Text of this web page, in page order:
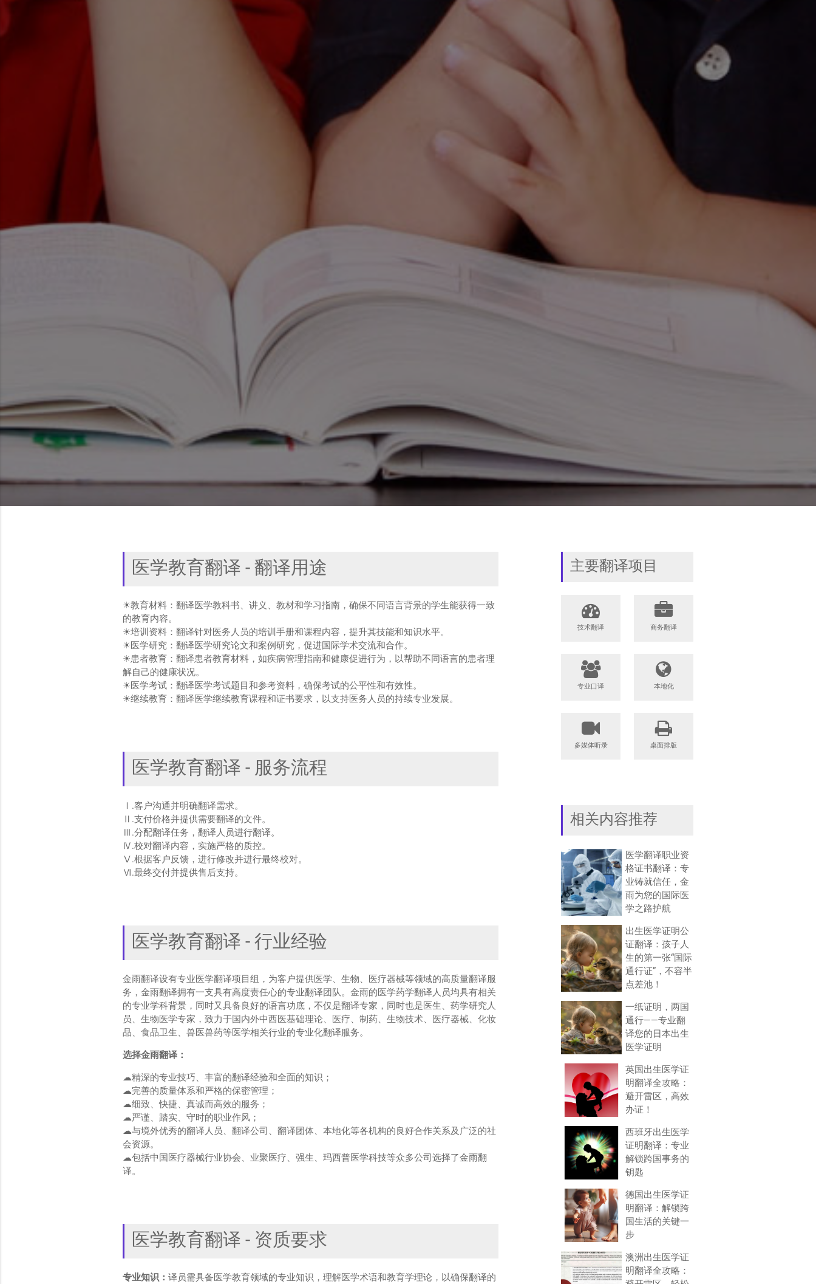
医学教育翻译 - 翻译用途
☀教育材料：翻译医学教科书、讲义、教材和学习指南，确保不同语言背景的学生能获得一致
的教育内容。
☀培训资料：翻译针对医务人员的培训手册和课程内容，提升其技能和知识水平。
☀医学研究：翻译医学研究论文和案例研究，促进国际学术交流和合作。
☀患者教育：翻译患者教育材料，如疾病管理指南和健康促进行为，以帮助不同语言的患者理
解自己的健康状况。
☀医学考试：翻译医学考试题目和参考资料，确保考试的公平性和有效性。
☀继续教育：翻译医学继续教育课程和证书要求，以支持医务人员的持续专业发展。
医学教育翻译 - 服务流程
Ⅰ.客户沟通并明确翻译需求。
Ⅱ.支付价格并提供需要翻译的文件。
Ⅲ.分配翻译任务，翻译人员进行翻译。
Ⅳ.校对翻译内容，实施严格的质控。
Ⅴ.根据客户反馈，进行修改并进行最终校对。
Ⅵ.最终交付并提供售后支持。
医学教育翻译 - 行业经验
金雨翻译设有专业医学翻译项目组，为客户提供医学、生物、医疗器械等领域的高质量翻译服
务，金雨翻译拥有一支具有高度责任心的专业翻译团队。金雨的医学药学翻译人员均具有相关
的专业学科背景，同时又具备良好的语言功底，不仅是翻译专家，同时也是医生、药学研究人
员、生物医学专家，致力于国内外中西医基础理论、医疗、制药、生物技术、医疗器械、化妆
品、食品卫生、兽医兽药等医学相关行业的专业化翻译服务。
选择金雨翻译：
☁精深的专业技巧、丰富的翻译经验和全面的知识；
☁完善的质量体系和严格的保密管理；
☁细致、快捷、真诚而高效的服务；
☁严谨、踏实、守时的职业作风；
☁与境外优秀的翻译人员、翻译公司、翻译团体、本地化等各机构的良好合作关系及广泛的社
会资源。
☁包括中国医疗器械行业协会、业聚医疗、强生、玛西普医学科技等众多公司选择了金雨翻
译。
医学教育翻译 - 资质要求
专业知识： 译员需具备医学教育领域的专业知识，理解医学术语和教育学理论，以确保翻译的
主要翻译项目
技术翻译 商务翻译
专业口译 本地化
多媒体听录 桌面排版
相关内容推荐
医学翻译职业资
格证书翻译：专
业铸就信任，金
雨为您的国际医
学之路护航
出生医学证明公
证翻译：孩子人
生的第一张“国际
通行证”，不容半
点差池！
一纸证明，两国
通行——专业翻
译您的日本出生
医学证明
英国出生医学证
明翻译全攻略：
避开雷区，高效
办证！
西班牙出生医学
证明翻译：专业
解锁跨国事务的
钥匙
德国出生医学证
明翻译：解锁跨
国生活的关键一
步
澳洲出生医学证
明翻译全攻略：